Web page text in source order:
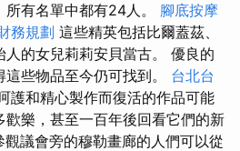
有名單中都有24人。 腳底按摩
務規劃 這些精英包括比爾蓋茲、
的女兒莉莉安貝當古。 優良的
些物品至今仍可找到。 台北台
護和精心製作而復活的作品可能
樂，甚至一百年後回看它們的新
觀議會旁的穆勒畫廊的人們可以從